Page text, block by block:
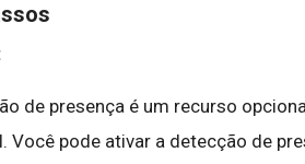
de presença é um recurso
Você pode ativar a detecção de